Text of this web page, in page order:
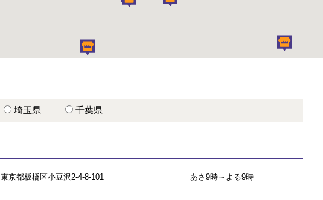
埼玉県 千葉県
東京都板橋区小豆沢2-4-8-101 あさ9時～よる9時